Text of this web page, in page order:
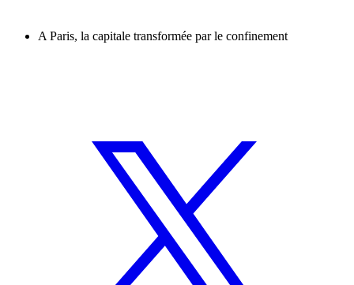
A Paris, la capitale transformée par le confinement